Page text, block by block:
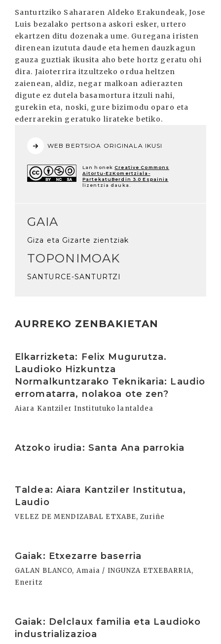
Santurtziko Sahararen Aldeko Erakundeak, Jose
Luis bezalako pertsona askori esker, urtero
ekartzen ditu dozenaka ume. Guregana iristen
direnean izututa daude eta hemen dauzkagun
gauza guztiak ikusita aho bete hortz geratu ohi
dira. Jaioterrira itzultzeko ordua heltzen
zaienean, aldiz, negar malkoan adierazten
digute ez dutela basamortura itzuli nahi,
gurekin eta, noski, gure bizimodu oparo eta
ederrarekin geratuko lirateke betiko.
WEB BERTSIOA ORIGINALA IKUSI
Lan honek Creative Commons
Aitortu-EzKomertziala-
PartekatuBerdin 3.0 Espainia
lizentzia dauka.
GAIA
Giza eta Gizarte zientziak
TOPONIMOAK
SANTURCE-SANTURTZI
AURREKO ZENBAKIETAN
Elkarrizketa: Felix Mugurutza.
Laudioko Hizkuntza
Normalkuntzarako Teknikaria: Laudio
erromatarra, nolakoa ote zen?
Aiara Kantziler Institutuko lantaldea
Atzoko irudia: Santa Ana parrokia
Taldea: Aiara Kantziler Institutua,
Laudio
VELEZ DE MENDIZABAL ETXABE, Zuriñe
Gaiak: Etxezarre baserria
GALAN BLANCO, Amaia / INGUNZA ETXEBARRIA,
Eneritz
Gaiak: Delclaux familia eta Laudioko
industrializazioa